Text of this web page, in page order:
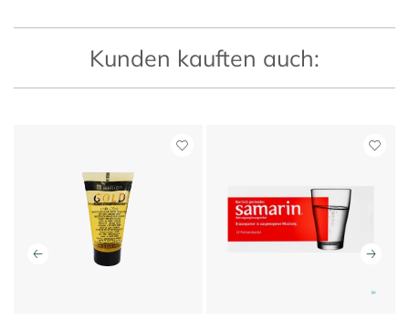
Kunden kauften auch: